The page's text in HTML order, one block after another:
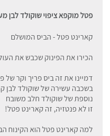
פטל מוקפא ציפוי שוקולד לבן
קארינט פטל - הביס המושלם
הכירו את הפינוק שכבש את
דמיינו את זה ביס פריך וקר של
בשכבה עשירה של שוקולד לבן
נוספת של שוקולד חלב משובח
זו לא פנטזיה, זה קארינט פטל!
למה קארינט פטל הוא הקינוח